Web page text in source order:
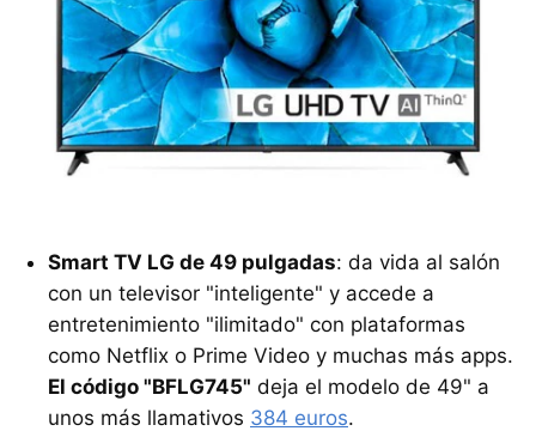
Smart TV LG de 49 pulgadas: da vida al salón
con un televisor "inteligente" y accede a
entretenimiento "ilimitado" con plataformas
como Netflix o Prime Video y muchas más apps.
El código "BFLG745" deja el modelo de 49" a
unos más llamativos 384 euros.